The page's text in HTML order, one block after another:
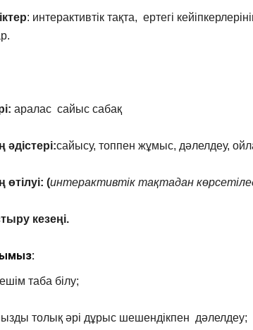
: интерактивтік тақта, ертегі
аралас сайыс сабақ
сайысу, топпен жұмыс, дәлелдеу,
(интерактивтік тақтадан
кезеңі.
таба білу;
толық әрі дұрыс шешендікпен дәлелдеу;